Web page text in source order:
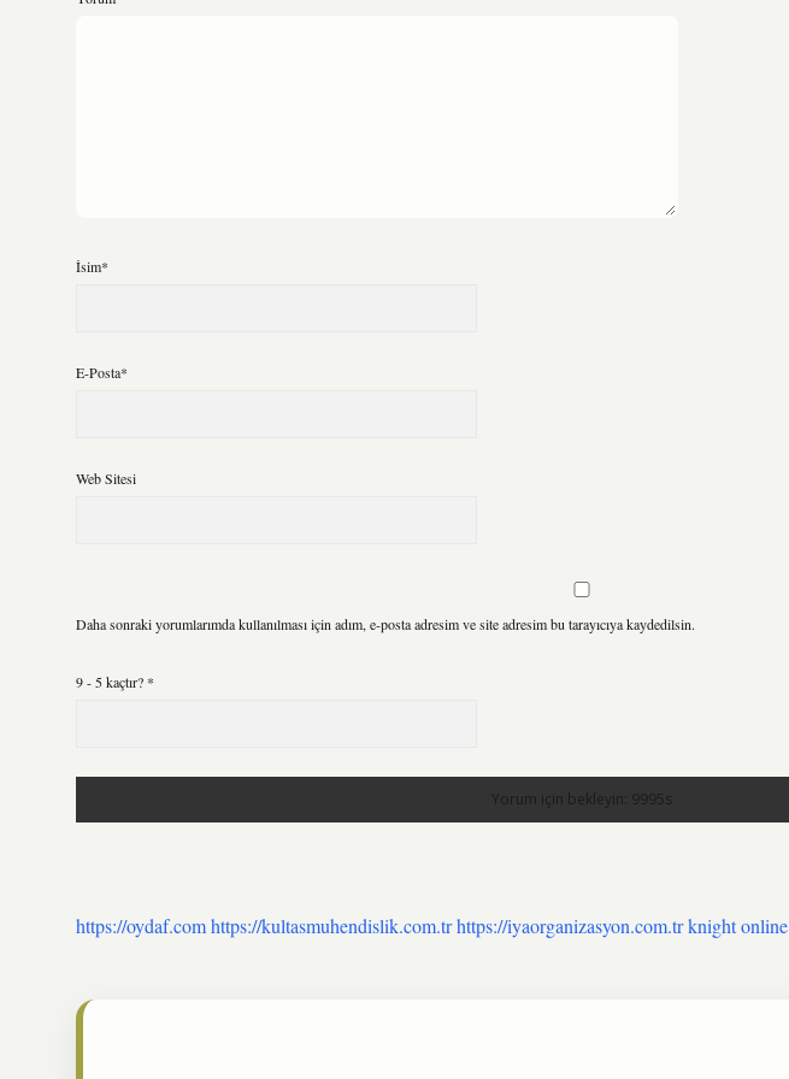
İsim*
E-Posta*
Web Sitesi
Daha sonraki yorumlarımda kullanılması için adım, e-posta adresim ve site adresim bu tarayıcıya kaydedilsin.
9 - 5 kaçtır? *
https://oydaf.comhttps://kultasmuhendislik.com.trhttps://iyaorganizasyon.com.trknight online